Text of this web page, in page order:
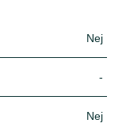
Nej
-
Nej